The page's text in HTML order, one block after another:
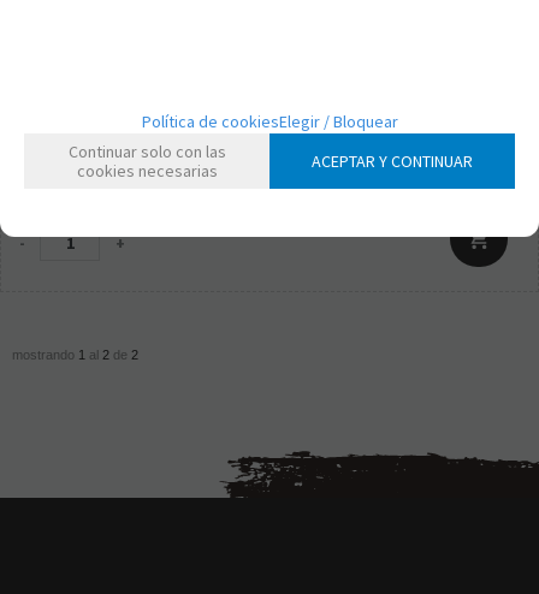
15,95
21.00%IVA incluido
- +
mostrando 1 al 2 de 2
Política de cookiesElegir / Bloquear
Continuar solo con las
cookies necesarias
ACEPTAR Y CONTINUAR